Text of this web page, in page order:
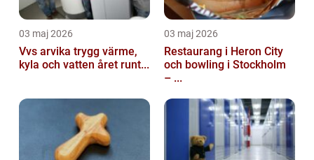
03 maj 2026
Vvs arvika trygg värme,
kyla och vatten året runt...
03 maj 2026
Restaurang i Heron City
och bowling i Stockholm
– ...